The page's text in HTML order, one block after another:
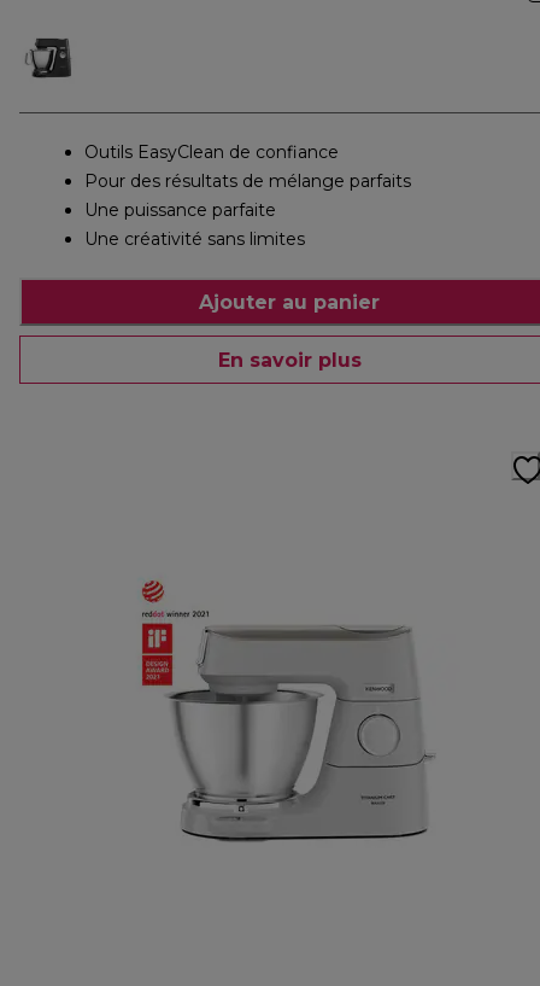
Outils EasyClean de confiance
Pour des résultats de mélange parfaits
Une puissance parfaite
Une créativité sans limites
Ajouter au panier
En savoir plus